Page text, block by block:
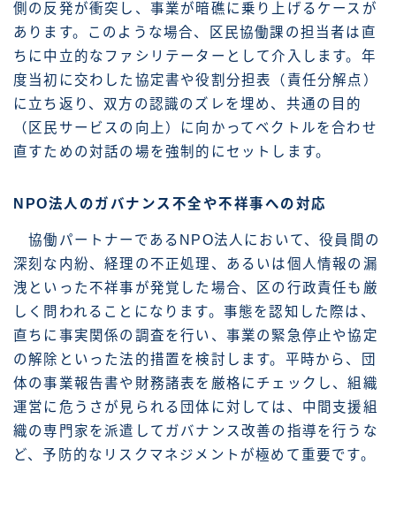
側の反発が衝突し、事業が暗礁に乗り上げるケースが
あります。このような場合、区民協働課の担当者は直
ちに中立的なファシリテーターとして介入します。年
度当初に交わした協定書や役割分担表（責任分解点）
に立ち返り、双方の認識のズレを埋め、共通の目的
（区民サービスの向上）に向かってベクトルを合わせ
直すための対話の場を強制的にセットします。
NPO法人のガバナンス不全や不祥事への対応
協働パートナーであるNPO法人において、役員間の
深刻な内紛、経理の不正処理、あるいは個人情報の漏
洩といった不祥事が発覚した場合、区の行政責任も厳
しく問われることになります。事態を認知した際は、
直ちに事実関係の調査を行い、事業の緊急停止や協定
の解除といった法的措置を検討します。平時から、団
体の事業報告書や財務諸表を厳格にチェックし、組織
運営に危うさが見られる団体に対しては、中間支援組
織の専門家を派遣してガバナンス改善の指導を行うな
ど、予防的なリスクマネジメントが極めて重要です。